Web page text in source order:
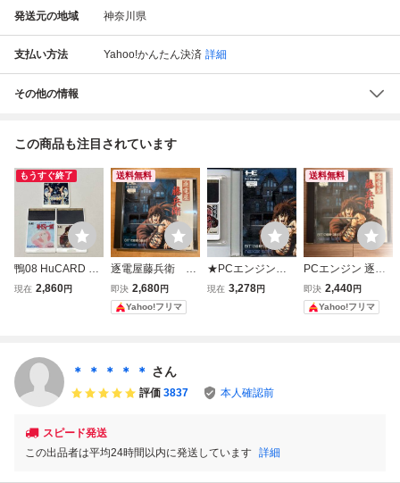
発送元の地域 神奈川県
支払い方法 Yahoo!かんたん決済 詳細
その他の情報
この商品も注目されています
もうすぐ終了
鴨08 HuCARD ソ
フトのみ 3本セッ
現在 2,860円
送料無料
逐電屋藤兵衛 P
Cエンジン ナグザ
ット
即決 2,680円
Yahoo!フリマ
★PCエンジン★H
uカード★【逐電
現在 3,278円
送料無料
PCエンジン 逐電
屋 藤兵衛 ナグザ
ット 箱説付
即決 2,440円
Yahoo!フリマ
＊ ＊ ＊ ＊ ＊ さん
評価 3837 本人確認前
スピード発送
この出品者は平均24時間以内に発送しています 詳細